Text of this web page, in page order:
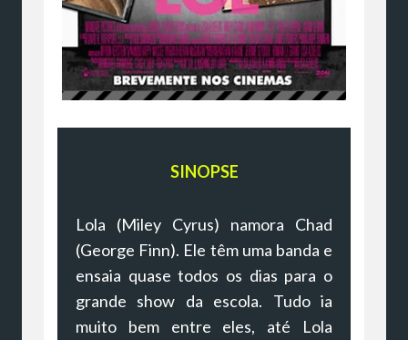
SINOPSE
Lola (Miley Cyrus) namora Chad
(George Finn). Ele têm uma banda e
ensaia quase todos os dias para o
grande show da escola. Tudo ia
muito bem entre eles, até Lola